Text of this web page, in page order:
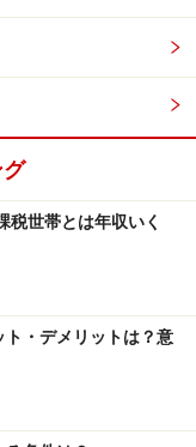
金がかかる部分が
、税金がかかる部
からない」と
容をご確認くださ
ており、特定の金融
ん。
自身の責任において
税世帯とは年収いく
・デメリットは？意